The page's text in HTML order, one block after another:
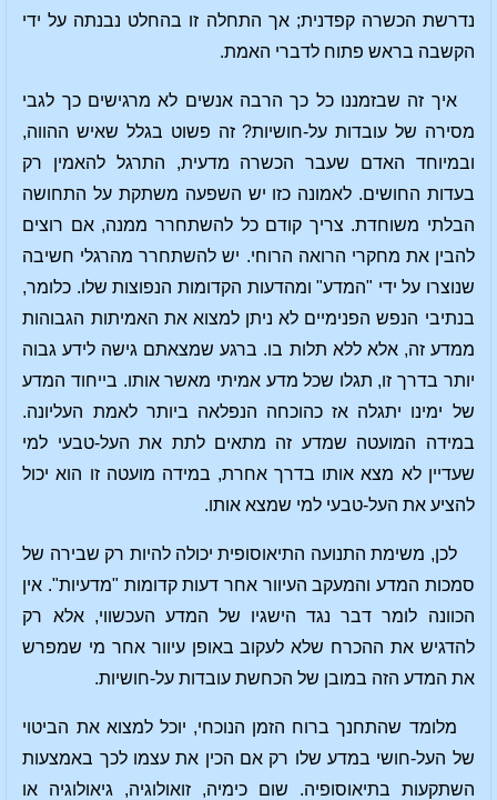
נדרשת הכשרה קפדנית; אך התחלה זו בהחלט נבנתה על ידי
הקשבה בראש פתוח לדברי האמת.
איך זה שבזמננו כל כך הרבה אנשים לא מרגישים כך לגבי
מסירה של עובדות על-חושיות? זה פשוט בגלל שאיש ההווה,
ובמיוחד האדם שעבר הכשרה מדעית, התרגל להאמין רק
בעדות החושים. לאמונה כזו יש השפעה משתקת על התחושה
הבלתי משוחדת. צריך קודם כל להשתחרר ממנה, אם רוצים
להבין את מחקרי הרואה הרוחי. יש להשתחרר מהרגלי חשיבה
שנוצרו על ידי "המדע" ומהדעות הקדומות הנפוצות שלו. כלומר,
בנתיבי הנפש הפנימיים לא ניתן למצוא את האמיתות הגבוהות
ממדע זה, אלא ללא תלות בו. ברגע שמצאתם גישה לידע גבוה
יותר בדרך זו, תגלו שכל מדע אמיתי מאשר אותו. בייחוד המדע
של ימינו יתגלה אז כהוכחה הנפלאה ביותר לאמת העליונה.
במידה המועטה שמדע זה מתאים לתת את העל-טבעי למי
שעדיין לא מצא אותו בדרך אחרת, במידה מועטה זו הוא יכול
להציע את העל-טבעי למי שמצא אותו.
לכן, משימת התנועה התיאוסופית יכולה להיות רק שבירה של
סמכות המדע והמעקב העיוור אחר דעות קדומות "מדעיות". אין
הכוונה לומר דבר נגד הישגיו של המדע העכשווי, אלא רק
להדגיש את ההכרח שלא לעקוב באופן עיוור אחר מי שמפרש
את המדע הזה במובן של הכחשת עובדות על-חושיות.
מלומד שהתחנך ברוח הזמן הנוכחי, יוכל למצוא את הביטוי
של העל-חושי במדע שלו רק אם הכין את עצמו לכך באמצעות
השתקעות בתיאוסופיה. שום כימיה, זואולוגיה, גיאולוגיה או